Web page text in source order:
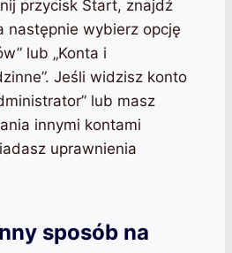
przycisk Start, znajdź
następnie wybierz opcję
lub „Konta i
Jeśli widzisz konto
lub masz
innymi kontami
uprawnienia
sposób na